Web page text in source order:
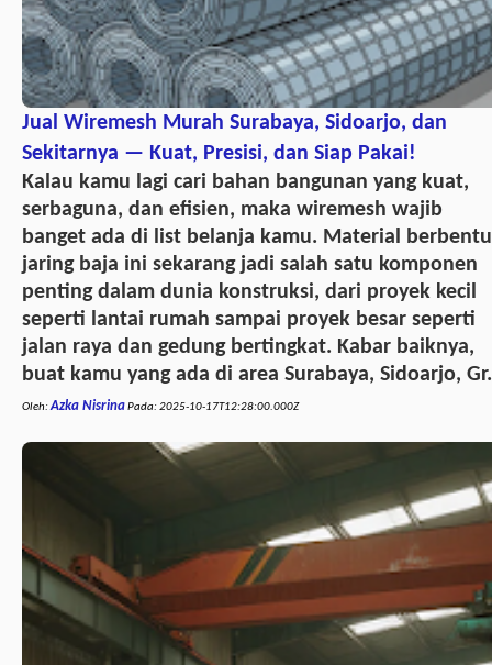
Jual Wiremesh Murah Surabaya, Sidoarjo, dan
Sekitarnya — Kuat, Presisi, dan Siap Pakai!
Kalau kamu lagi cari bahan bangunan yang kuat,
serbaguna, dan efisien, maka wiremesh wajib
banget ada di list belanja kamu. Material
jaring baja ini sekarang jadi salah satu komponen
penting dalam dunia konstruksi, dari proyek kecil
seperti lantai rumah sampai proyek besar seperti
jalan raya dan gedung bertingkat. Kabar baiknya,
buat kamu yang ada di area Surabaya, Sidoarjo,
Oleh:Azka NisrinaPada:2025-10-17T12:28:00.000Z